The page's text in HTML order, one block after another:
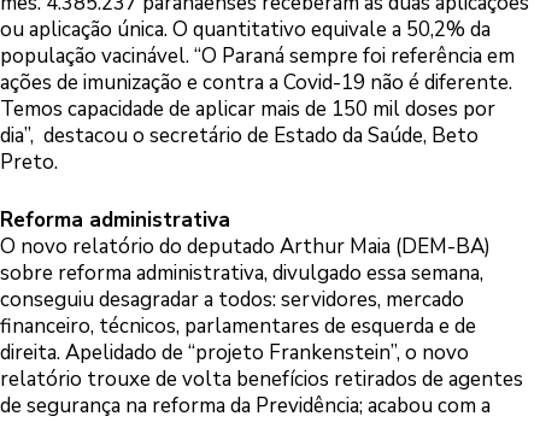
ou aplicação única. O quantitativo equivale a 50,2% da
população vacinável. “O Paraná sempre foi referência em
ações de imunização e contra a Covid-19 não é diferente.
Temos capacidade de aplicar mais de 150 mil doses por
dia”, destacou o secretário de Estado da Saúde, Beto
Preto.
Reforma administrativa
O novo relatório do deputado Arthur Maia (DEM-BA)
sobre reforma administrativa, divulgado essa semana,
conseguiu desagradar a todos: servidores, mercado
financeiro, técnicos, parlamentares de esquerda e de
direita. Apelidado de “projeto Frankenstein”, o novo
relatório trouxe de volta benefícios retirados de agentes
de segurança na reforma da Previdência; acabou com a